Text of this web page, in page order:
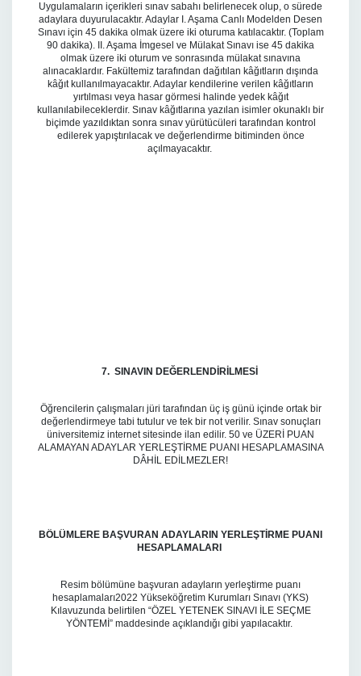
Uygulamaların içerikleri sınav sabahı belirlenecek olup, o sürede
adaylara duyurulacaktır. Adaylar I. Aşama Canlı Modelden Desen
Sınavı için 45 dakika olmak üzere iki oturuma katılacaktır. (Toplam
90 dakika). II. Aşama İmgesel ve Mülakat Sınavı ise 45 dakika
olmak üzere iki oturum ve sonrasında mülakat sınavına
alınacaklardır. Fakültemiz tarafından dağıtılan kâğıtların dışında
kâğıt kullanılmayacaktır. Adaylar kendilerine verilen kâğıtların
yırtılması veya hasar görmesi halinde yedek kâğıt
kullanılabileceklerdir. Sınav kâğıtlarına yazılan isimler okunaklı bir
biçimde yazıldıktan sonra sınav yürütücüleri tarafından kontrol
edilerek yapıştırılacak ve değerlendirme bitiminden önce
açılmayacaktır.
7. SINAVIN DEĞERLENDİRİLMESİ
Öğrencilerin çalışmaları jüri tarafından üç iş günü içinde ortak bir
değerlendirmeye tabi tutulur ve tek bir not verilir. Sınav sonuçları
üniversitemiz internet sitesinde ilan edilir. 50 ve ÜZERİ PUAN
ALAMAYAN ADAYLAR YERLEŞTİRME PUANI HESAPLAMASINA
DÂHİL EDİLMEZLER!
BÖLÜMLERE BAŞVURAN ADAYLARIN YERLEŞTİRME PUANI
HESAPLAMALARI
Resim bölümüne başvuran adayların yerleştirme puanı
hesaplamaları2022 Yükseköğretim Kurumları Sınavı (YKS)
Kılavuzunda belirtilen “ÖZEL YETENEK SINAVI İLE SEÇME
YÖNTEMİ” maddesinde açıklandığı gibi yapılacaktır.